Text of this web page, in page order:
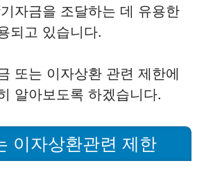
자금을 조달하는 데 유용한
되고 있습니다.
또는 이자상환 관련 제한에
알아보도록 하겠습니다.
이자상환관련 제한